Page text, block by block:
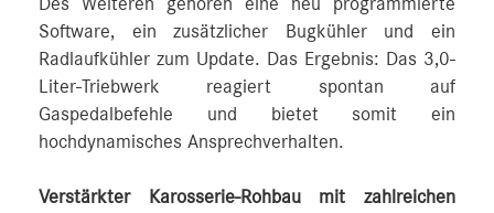
Des Weiteren gehören eine neu programmierte
Software, ein zusätzlicher Bugkühler und ein
Radlaufkühler zum Update. Das Ergebnis: Das 3,0-
Liter-Triebwerk reagiert spontan auf
Gaspedalbefehle und bietet somit ein
hochdynamisches Ansprechverhalten.
Verstärkter Karosserie-Rohbau mit zahlreichen